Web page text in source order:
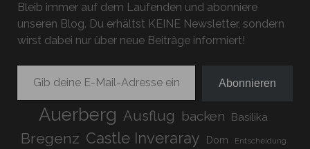
2017
Bleib immer auf dem Laufenden und abonniere
unseren Blog. Du erhältst KEINE Newsletter, sondern
wirst dabei nur über neue Beiträge informiert!
Gib deine E-Mail-Adresse ein ...
Abonnieren
Auerberg Ausflug backen Basilika
Bregenz Castle Inveraray Dom Entscheidung